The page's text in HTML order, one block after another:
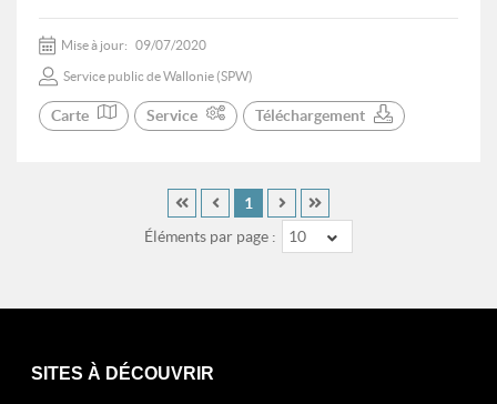
Mise à jour: 09/07/2020
Service public de Wallonie (SPW)
Carte Service Téléchargement
Éléments par page : 10
1
SITES À DÉCOUVRIR